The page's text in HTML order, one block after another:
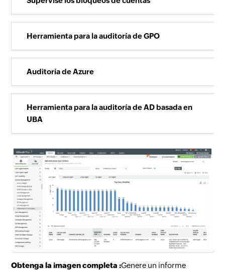
Herramienta para la auditoría de GPO
Auditoría de Azure
Herramienta para la auditoría de AD basada en
UBA
Obtenga la imagen completa :Genere un informe